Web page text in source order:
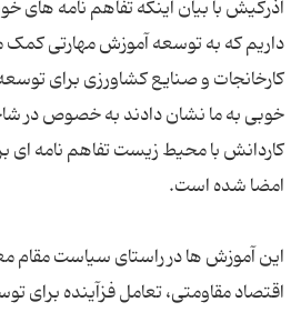
آذرکیش با بیان اینکه تفاهم نامه های
داریم که به توسعه آموزش مهارتی کمک
کارخانجات و صنایع کشاورزی برای
خوبی به ما نشان دادند به خصوص در
کاردانش با محیط زیست تفاهم نامه
این آموزش ها در راستای سیاست مقام
اقتصاد مقاومتی، تعامل فزآینده برای